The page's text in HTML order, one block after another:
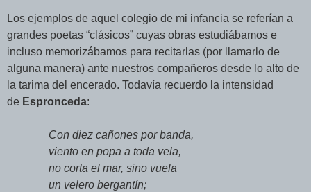
Los ejemplos de aquel colegio de mi infancia se referían a
grandes poetas “clásicos” cuyas obras estudiábamos e
incluso memorizábamos para recitarlas (por llamarlo de
alguna manera) ante nuestros compañeros desde lo alto de
la tarima del encerado. Todavía recuerdo la intensidad
de Espronceda:
Con diez cañones por banda,
viento en popa a toda vela,
no corta el mar, sino vuela
un velero bergantín;